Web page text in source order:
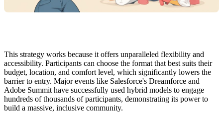
This strategy works because it offers unparalleled flexibility and
accessibility. Participants can choose the format that best suits their
budget, location, and comfort level, which significantly lowers the
barrier to entry. Major events like Salesforce's Dreamforce and
Adobe Summit have successfully used hybrid models to engage
hundreds of thousands of participants, demonstrating its power to
build a massive, inclusive community.